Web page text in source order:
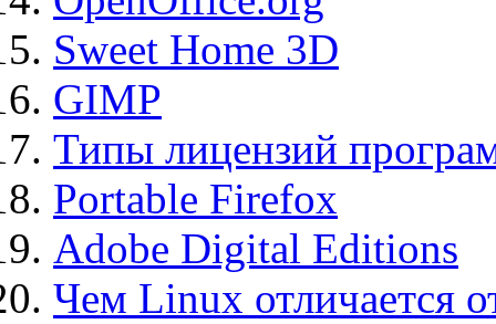
Sweet Home 3D
GIMP
Типы лицензий
Portable Firefox
Adobe Digital Editions
Чем Linux отличается